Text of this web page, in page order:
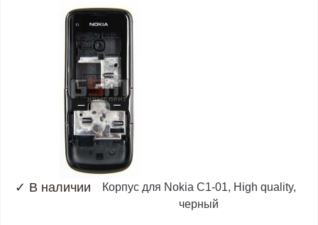
✓ В наличии
Корпус для Nokia C1-01, High quality,
черный